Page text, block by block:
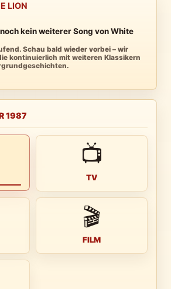
LION
kein weiterer Song von White
Schau bald wieder vorbei – wir
kontinuierlich mit weiteren Klassikern
1987
📺
TV
🎬
FILM